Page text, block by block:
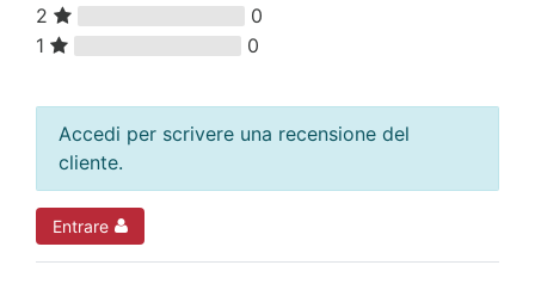
2
0
1
0
Accedi per scrivere una recensione del
cliente.
Entrare